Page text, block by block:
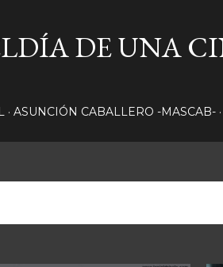
DE UNA
ASUNCIÓN CABALLERO -MASCAB-